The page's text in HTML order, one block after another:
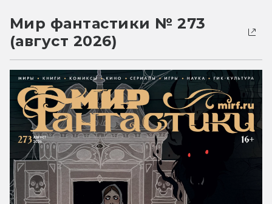
Мир фантастики № 273
(август 2026)